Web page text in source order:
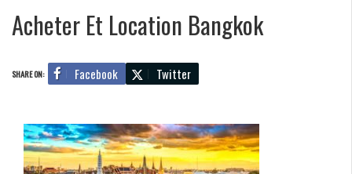
Acheter Et Location Bangkok
SHARE ON: Facebook Twitter